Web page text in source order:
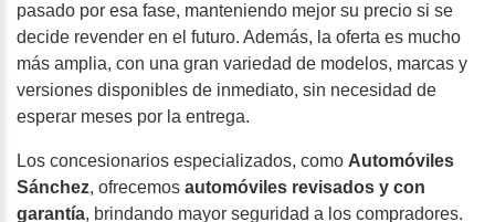
pasado por esa fase, manteniendo mejor su precio si se
decide revender en el futuro. Además, la oferta es mucho
más amplia, con una gran variedad de modelos, marcas y
versiones disponibles de inmediato, sin necesidad de
esperar meses por la entrega.
Los concesionarios especializados, como Automóviles
Sánchez, ofrecemos automóviles revisados y con
garantía, brindando mayor seguridad a los compradores.